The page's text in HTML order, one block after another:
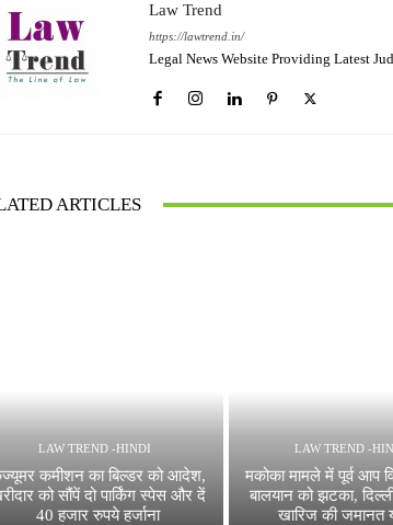
Law Trend
https://lawtrend.in/
Legal News Website Providing Latest
ARTICLES
LAW TREND -HINDI
कमीशन का बिल्डर को आदेश,
को सौंपें दो पार्किंग स्पेस और दें
40 हजार रुपये हर्जाना
LAW TREND -
मकोका मामले में पूर्व आप
बालयान को झटका,
खारिज की जमानत